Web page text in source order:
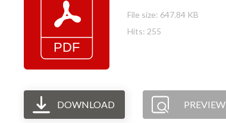
File size: 647.84 KB
Hits: 255
DOWNLOAD PREVIEW